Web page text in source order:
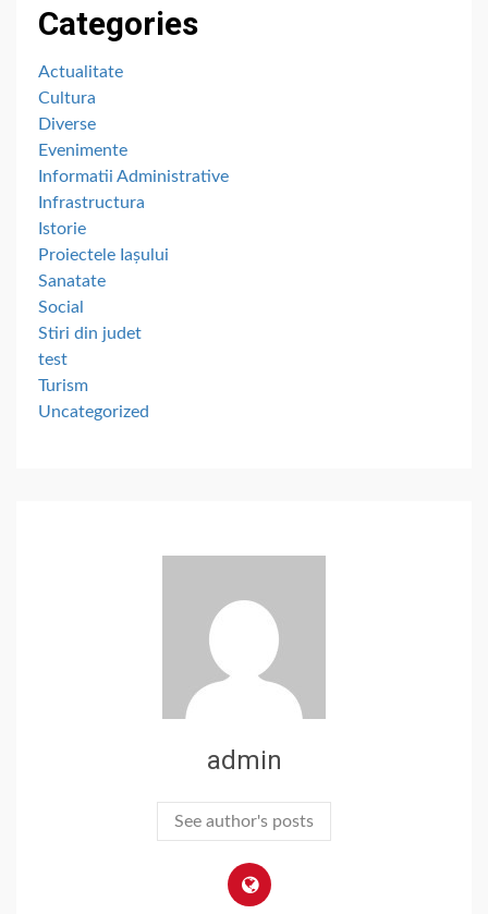
Categories
Actualitate
Cultura
Diverse
Evenimente
Informatii Administrative
Infrastructura
Istorie
Proiectele Iașului
Sanatate
Social
Stiri din judet
test
Turism
Uncategorized
admin
See author's posts